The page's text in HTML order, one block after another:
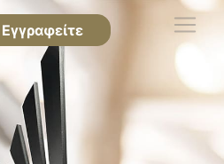
Εγγραφείτε